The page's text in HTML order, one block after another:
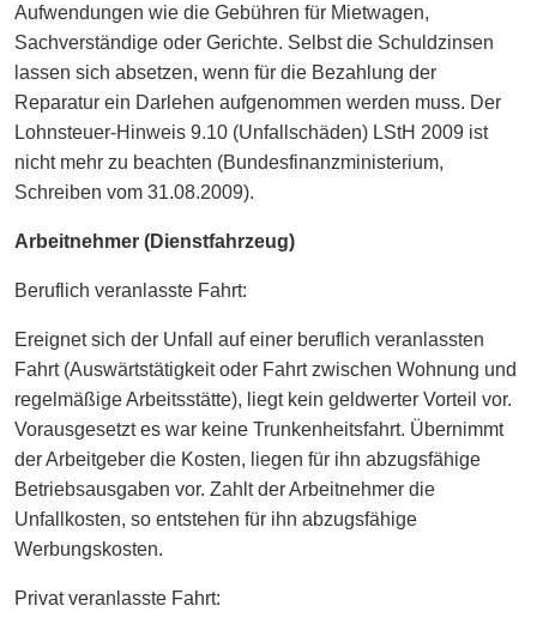
Aufwendungen wie die Gebühren für Mietwagen,
Sachverständige oder Gerichte. Selbst die Schuldzinsen
lassen sich absetzen, wenn für die Bezahlung der
Reparatur ein Darlehen aufgenommen werden muss. Der
Lohnsteuer-Hinweis 9.10 (Unfallschäden) LStH 2009 ist
nicht mehr zu beachten (Bundesfinanzministerium,
Schreiben vom 31.08.2009).
Arbeitnehmer (Dienstfahrzeug)
Beruflich veranlasste Fahrt:
Ereignet sich der Unfall auf einer beruflich veranlassten
Fahrt (Auswärtstätigkeit oder Fahrt zwischen Wohnung und
regelmäßige Arbeitsstätte), liegt kein geldwerter Vorteil vor.
Vorausgesetzt es war keine Trunkenheitsfahrt. Übernimmt
der Arbeitgeber die Kosten, liegen für ihn abzugsfähige
Betriebsausgaben vor. Zahlt der Arbeitnehmer die
Unfallkosten, so entstehen für ihn abzugsfähige
Werbungskosten.
Privat veranlasste Fahrt: